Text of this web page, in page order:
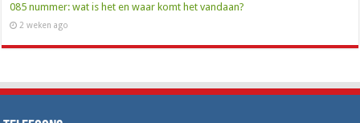
085 nummer: wat is het en waar komt het vandaan?
2 weken ago